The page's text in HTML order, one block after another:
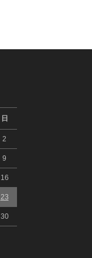
日
2
9
16
23
30